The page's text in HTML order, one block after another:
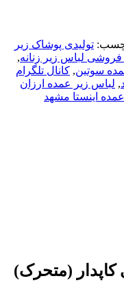
تولیدی پوشاک زیر
لباس زير زنانه,
سوتین, کانال تلگرام
, لباس زير عمده ارزان
اينستا مشهد
کاپدار (متحرک)